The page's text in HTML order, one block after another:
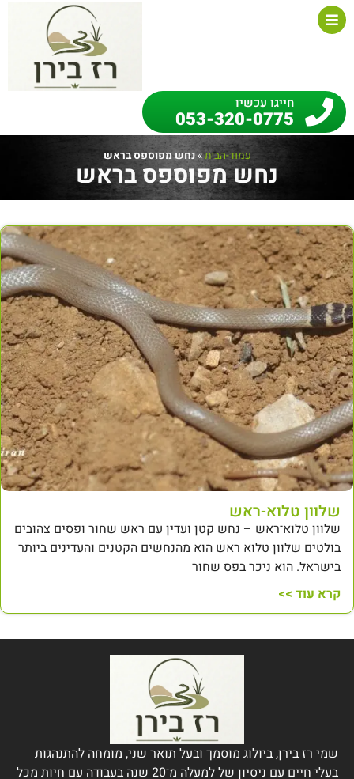
חייגו עכשיו
053-320-0775
עמוד-הבית»נחש מפוספס בראש
נחש מפוספס בראש
שלוון טלוא-ראש
שלוון טלוא־ראש – נחש קטן ועדין עם ראש שחור ופסים צהובים
בולטים שלוון טלוא ראש הוא מהנחשים הקטנים והעדינים ביותר
בישראל. הוא ניכר בפס שחור
קרא עוד >>
שמי רז בירן, ביולוג מוסמך ובעל תואר שני, מומחה להתנהגות
בעלי חיים עם ניסיון של למעלה מ־20 שנה בעבודה עם חיות מכל